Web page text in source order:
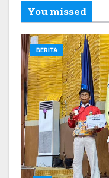
You missed
BERITA